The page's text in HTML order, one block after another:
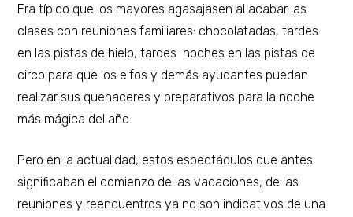
Era típico que los mayores agasajasen al acabar las
clases con reuniones familiares: chocolatadas, tardes
en las pistas de hielo, tardes-noches en las pistas de
circo para que los elfos y demás ayudantes puedan
realizar sus quehaceres y preparativos para la noche
más mágica del año.
Pero en la actualidad, estos espectáculos que antes
significaban el comienzo de las vacaciones, de las
reuniones y reencuentros ya no son indicativos de una